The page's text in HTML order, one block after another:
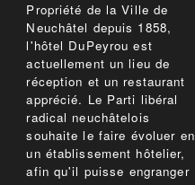
Propriété de la Ville de
Neuchâtel depuis 1858,
l'hôtel DuPeyrou est
actuellement un lieu de
réception et un restaurant
apprécié. Le Parti libéral
radical neuchâtelois
souhaite le faire évoluer en
un établissement hôtelier,
afin qu'il puisse engranger